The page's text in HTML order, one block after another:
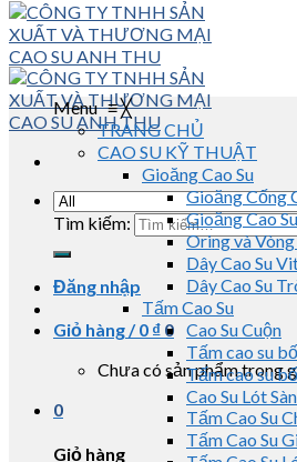
Tìm kiếm:
Đăng nhập
Giỏ hàng /0 ₫ 0
Chưa có sản phẩm trong
0
Giỏ hàng
Menu≡╳
TRANG CHỦ
CAO SU KỸ THUẬT
Gioăng Cao Su
Gioăng Cống
Gioăng Cao
Oring và
Dây Cao Su
Dây Cao Su
Tấm Cao Su
Cao Su Cuộn
Tấm cao su
Tấm cao su
Cao Su Lót Sàn
Tấm Cao Su
Tấm Cao Su